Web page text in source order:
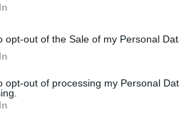
opt-out of the Sale of my Personal
opt-out of processing my Personal
që në vaktin e
Këto përfshijnë perime,